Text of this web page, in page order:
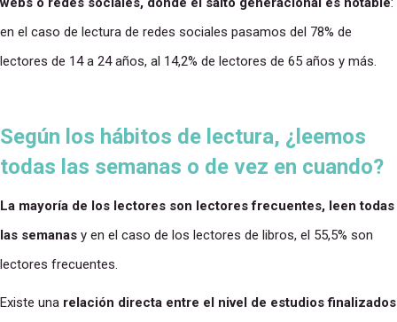
en el caso de lectura de redes sociales pasamos del 78% de
lectores de 14 a 24 años, al 14,2% de lectores de 65 años y más.
Según los hábitos de lectura, ¿leemos
todas las semanas o de vez en cuando?
La mayoría de los lectores son lectores frecuentes, leen todas
las semanas y en el caso de los lectores de libros, el 55,5% son
lectores frecuentes.
Existe una relación directa entre el nivel de estudios finalizados